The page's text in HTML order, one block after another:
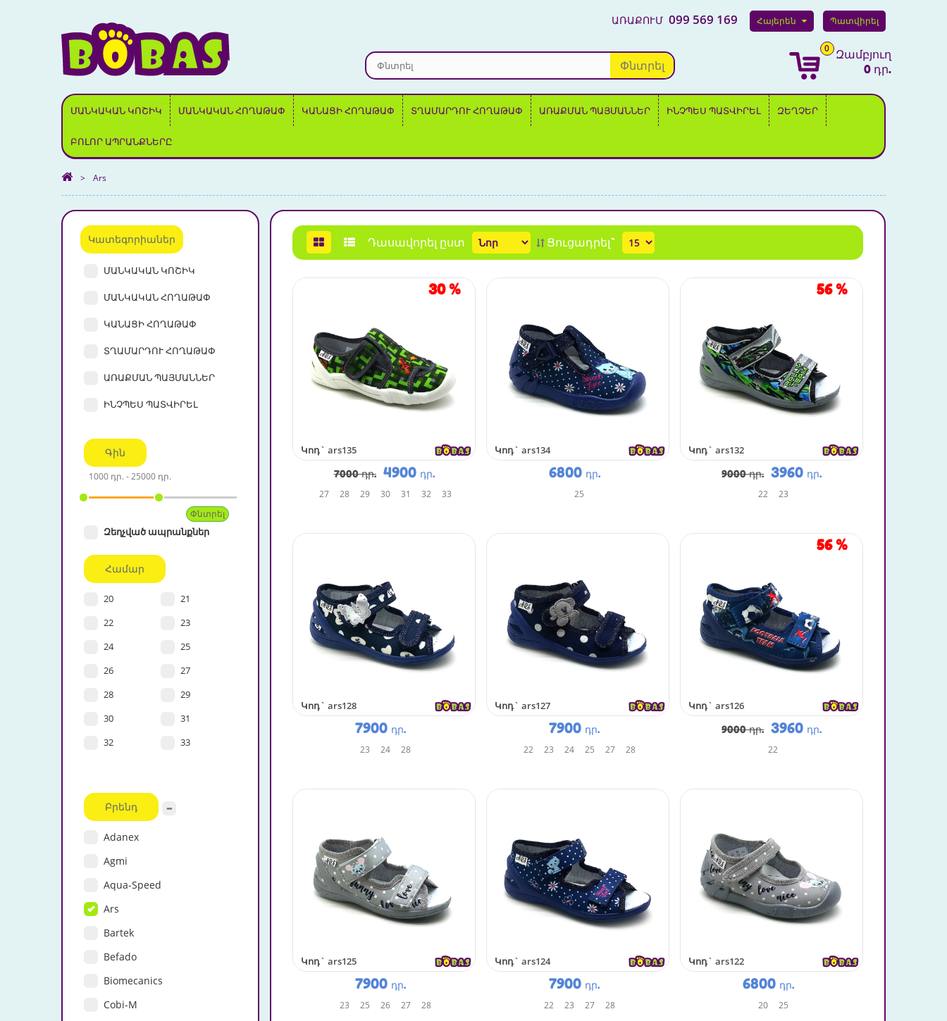
ԱՌԱՔՈՒՄ 099 569 169 Հայերեն Պատվիրել
Փնտրել
0 Զամբյուղ
0 դր.
ՄԱՆԿԱԿԱՆ ԿՈՇԻԿ ՄԱՆԿԱԿԱՆ ՀՈՂԱԹԱՓ ԿԱՆԱՑԻ ՀՈՂԱԹԱՓ ՏՂԱՄԱՐԴՈՒ ՀՈՂԱԹԱՓ ԱՌԱՔՄԱՆ ՊԱՅՄԱՆՆԵՐ ԻՆՉՊԵՍ ՊԱՏՎԻՐԵԼ ԶԵՂՉԵՐ
ԲՈԼՈՐ ԱՊՐԱՆՔՆԵՐԸ
> Ars
Կատեգորիաներ
ՄԱՆԿԱԿԱՆ ԿՈՇԻԿ
ՄԱՆԿԱԿԱՆ ՀՈՂԱԹԱՓ
ԿԱՆԱՑԻ ՀՈՂԱԹԱՓ
ՏՂԱՄԱՐԴՈՒ ՀՈՂԱԹԱՓ
ԱՌԱՔՄԱՆ ՊԱՅՄԱՆՆԵՐ
ԻՆՉՊԵՍ ՊԱՏՎԻՐԵԼ
Գին
Զեղչված ապրանքներ
Համար
20
21
22
23
24
25
26
27
28
29
30
31
32
33
Բրենդ
Adanex
Agmi
Aqua-Speed
Ars
Bartek
Befado
Biomecanics
Cobi-M
Դասավորել ըստ Ցուցադրել`
Կոդ`ars135
7000 դր. 4900 դր.
27
28 29 30 31 32 33
30%
Կոդ`ars134
6800 դր.
25
Կոդ`ars132
9000 դր. 3960 դր.
22
23
56%
Կոդ`ars128
7900 դր.
23
24 28
Կոդ`ars127
7900 դր.
22
23 24 25 27 28
Կոդ`ars126
9000 դր. 3960 դր.
22
56%
Կոդ`ars125
7900 դր.
23
25 26 27 28
Կոդ`ars124
7900 դր.
22
23 27 28
Կոդ`ars122
6800 դր.
20
25